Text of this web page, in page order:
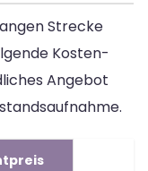
Strecke
Kosten-
Angebot